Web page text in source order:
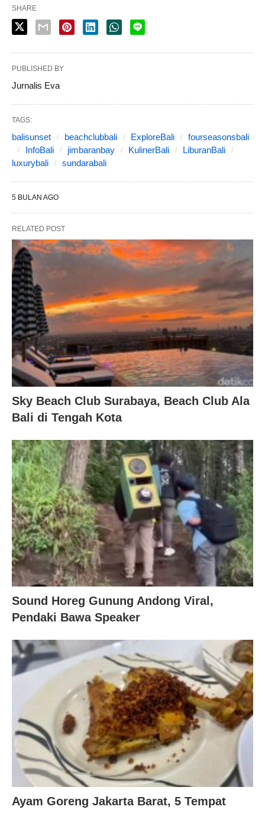
SHARE
PUBLISHED BY
Jurnalis Eva
TAGS:
balisunset beachclubbali ExploreBali
fourseasonsbali
InfoBali
jimbaranbay KulinerBali
LiburanBali
luxurybali
sundarabali
5 BULAN AGO
RELATED POST
Sky Beach Club Surabaya, Beach Club Ala
Bali di Tengah Kota
Sound Horeg Gunung Andong Viral,
Pendaki Bawa Speaker
Ayam Goreng Jakarta Barat, 5 Tempat